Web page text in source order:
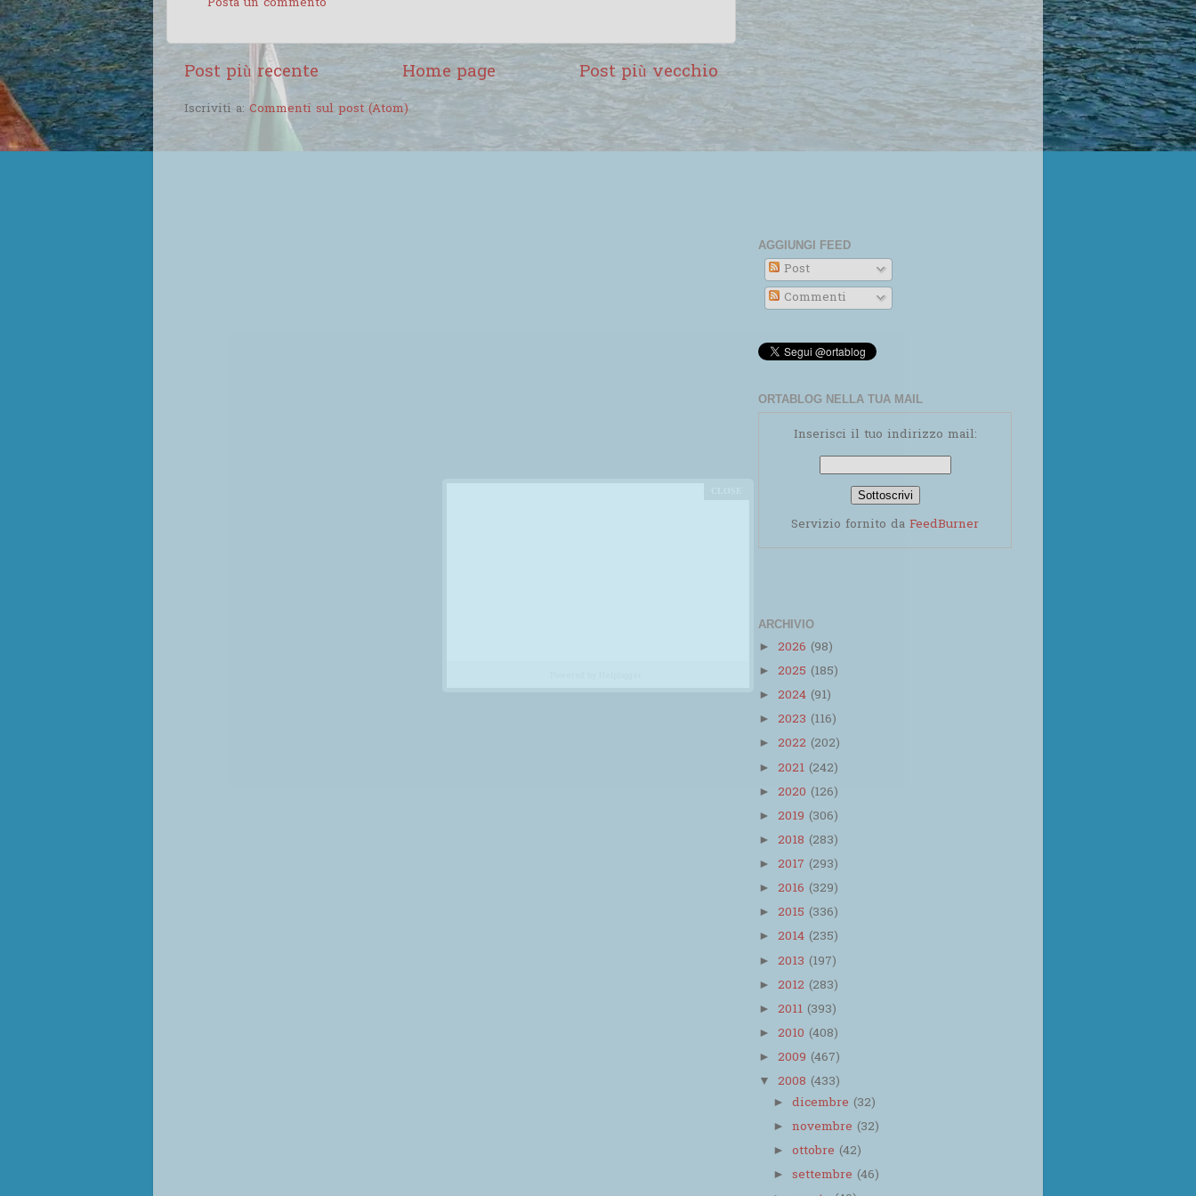
Posta un commento
Post più recente Post più vecchio
Home page
Iscriviti a: Commenti sul post (Atom)
AGGIUNGI FEED
Post
Commenti
ORTABLOG NELLA TUA MAIL
Inserisci il tuo indirizzo mail:
Servizio fornito da FeedBurner
ARCHIVIO
► 2026 (98)
► 2025 (185)
► 2024 (91)
► 2023 (116)
► 2022 (202)
► 2021 (242)
► 2020 (126)
► 2019 (306)
► 2018 (283)
► 2017 (293)
► 2016 (329)
► 2015 (336)
► 2014 (235)
► 2013 (197)
► 2012 (283)
► 2011 (393)
► 2010 (408)
► 2009 (467)
▼ 2008 (433)
►dicembre (32)
►novembre (32)
►ottobre (42)
►settembre (46)